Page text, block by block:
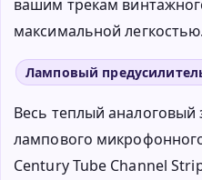
вашим трекам
максимальной легкостью.
Ламповый
Весь теплый аналоговый
лампового
Century Tube Channel